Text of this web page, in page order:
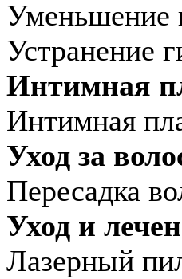
Уменьшение
Устранение
Интимная
Интимная
Уход за
Пересадка
Уход и
Лазерный